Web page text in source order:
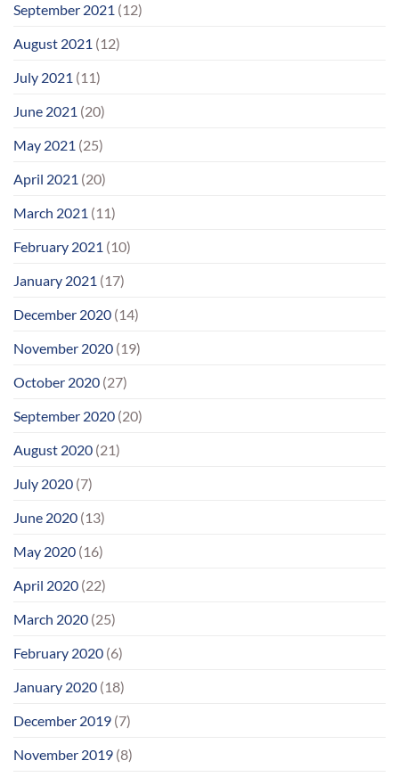
September 2021 (12)
August 2021 (12)
July 2021 (11)
June 2021 (20)
May 2021 (25)
April 2021 (20)
March 2021 (11)
February 2021 (10)
January 2021 (17)
December 2020 (14)
November 2020 (19)
October 2020 (27)
September 2020 (20)
August 2020 (21)
July 2020 (7)
June 2020 (13)
May 2020 (16)
April 2020 (22)
March 2020 (25)
February 2020 (6)
January 2020 (18)
December 2019 (7)
November 2019 (8)